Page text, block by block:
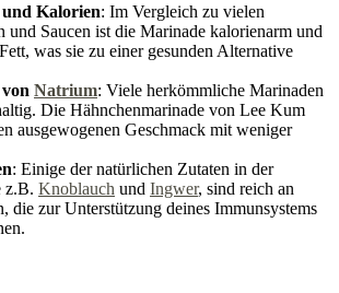
Kalorien: Im Vergleich zu vielen
und Saucen ist die Marinade kalorienarm und
was sie zu einer gesunden Alternative
Natrium: Viele herkömmliche Marinaden
Die Hähnchenmarinade von Lee Kum
ausgewogenen Geschmack mit weniger
: Einige der natürlichen Zutaten in der
z.B. Knoblauch und Ingwer, sind reich an
die zur Unterstützung deines Immunsystems